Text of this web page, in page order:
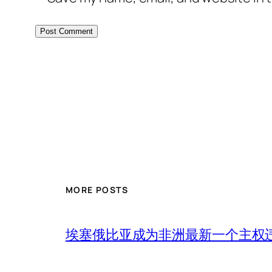
MORE POSTS
埃塞俄比亚成为非洲最新一个主权